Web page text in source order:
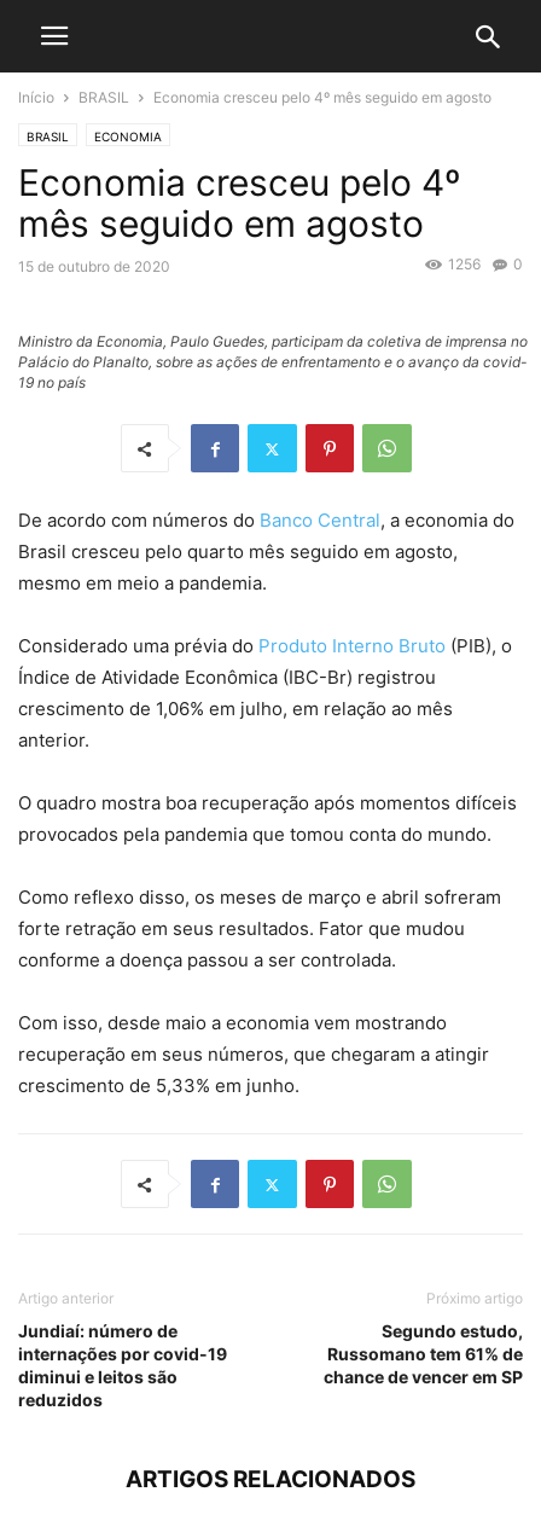
Início BRASIL Economia cresceu pelo 4º mês seguido em agosto
BRASIL ECONOMIA
Economia cresceu pelo 4º
mês seguido em agosto
15 de outubro de 2020 0
1256
Ministro da Economia, Paulo Guedes, participam da coletiva de imprensa no
Palácio do Planalto, sobre as ações de enfrentamento e o avanço da covid-
19 no país
De acordo com números do Banco Central, a economia do
Brasil cresceu pelo quarto mês seguido em agosto,
mesmo em meio a pandemia.
Considerado uma prévia do Produto Interno Bruto (PIB), o
Índice de Atividade Econômica (IBC-Br) registrou
crescimento de 1,06% em julho, em relação ao mês
anterior.
O quadro mostra boa recuperação após momentos difíceis
provocados pela pandemia que tomou conta do mundo.
Como reflexo disso, os meses de março e abril sofreram
forte retração em seus resultados. Fator que mudou
conforme a doença passou a ser controlada.
Com isso, desde maio a economia vem mostrando
recuperação em seus números, que chegaram a atingir
crescimento de 5,33% em junho.
Artigo anterior
Jundiaí: número de
internações por covid-19
diminui e leitos são
reduzidos
Próximo artigo
Segundo estudo,
Russomano tem 61% de
chance de vencer em SP
ARTIGOS RELACIONADOS